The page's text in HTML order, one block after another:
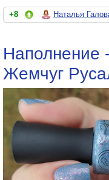
+8 Наталья
Наполнение
Жемчуг